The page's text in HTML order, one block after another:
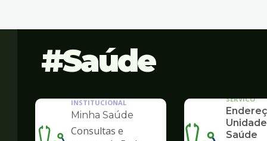
Saúde
INSTITUCIONAL
Minha Saúde
Consultas e
SERVICO
Saúde